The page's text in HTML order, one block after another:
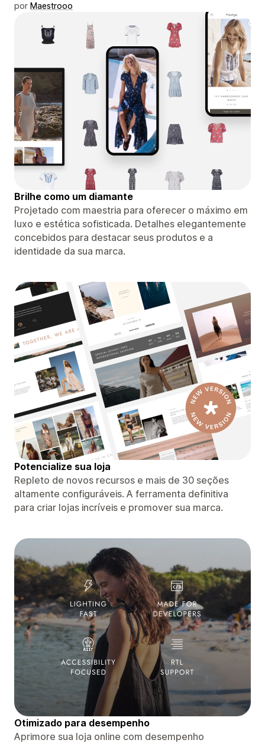
por Maestrooo
Brilhe como um diamante
Projetado com maestria para oferecer o máximo em
luxo e estética sofisticada. Detalhes elegantemente
concebidos para destacar seus produtos e a
identidade da sua marca.
Potencialize sua loja
Repleto de novos recursos e mais de 30 seções
altamente configuráveis. A ferramenta definitiva
para criar lojas incríveis e promover sua marca.
Otimizado para desempenho
Aprimore sua loja online com desempenho